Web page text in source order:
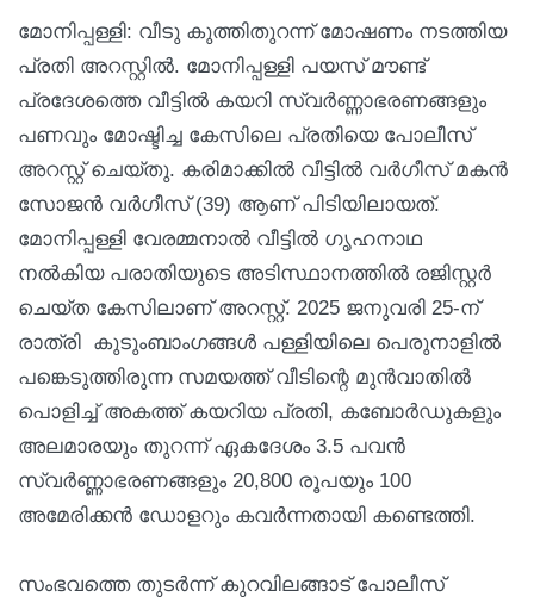
മോനിപ്പള്ളി: വീടു കുത്തിതുറന്ന് മോഷണം നടത്തിയ
പ്രതി അറസ്റ്റിൽ. മോനിപ്പള്ളി പയസ് മൗണ്ട്
പ്രദേശത്തെ വീട്ടിൽ കയറി സ്വർണ്ണാഭരണങ്ങളും
പണവും മോഷ്ടിച്ച കേസിലെ പ്രതിയെ പോലീസ്
അറസ്റ്റ് ചെയ്തു. കരിമാക്കിൽ വീട്ടിൽ വർഗീസ് മകൻ
സോജൻ വർഗീസ് (39) ആണ് പിടിയിലായത്.
മോനിപ്പള്ളി വേരമ്മനാൽ വീട്ടിൽ ഗൃഹനാഥ
നൽകിയ പരാതിയുടെ അടിസ്ഥാനത്തിൽ രജിസ്റ്റർ
ചെയ്ത കേസിലാണ് അറസ്റ്റ്. 2025 ജനുവരി 25-ന്
രാത്രി കുടുംബാംഗങ്ങൾ പള്ളിയിലെ പെരുനാളിൽ
പങ്കെടുത്തിരുന്ന സമയത്ത് വീടിന്റെ മുൻവാതിൽ
പൊളിച്ച് അകത്ത് കയറിയ പ്രതി, കബോർഡുകളും
അലമാരയും തുറന്ന് ഏകദേശം 3.5 പവൻ
സ്വർണ്ണാഭരണങ്ങളും 20,800 രൂപയും 100
അമേരിക്കൻ ഡോളറും കവർന്നതായി കണ്ടെത്തി.
സംഭവത്തെ തുടർന്ന് കുറവിലങ്ങാട് പോലീസ്